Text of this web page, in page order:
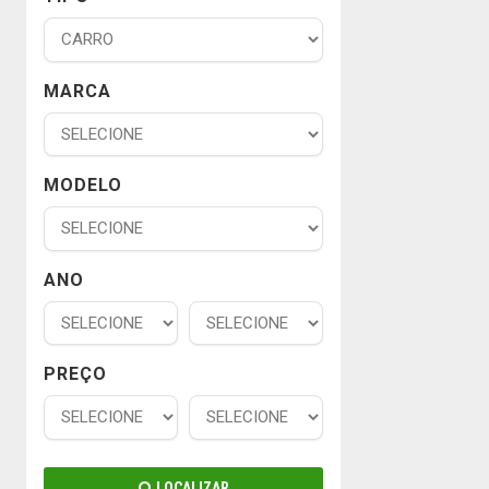
MARCA
MODELO
ANO
PREÇO